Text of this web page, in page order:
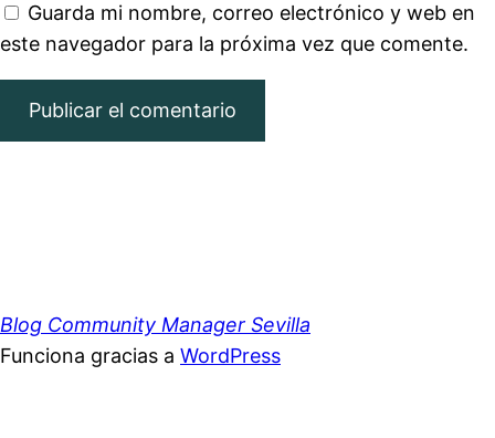
Guarda mi nombre, correo electrónico y web en
este navegador para la próxima vez que comente.
Blog Community Manager Sevilla
Funciona gracias a WordPress